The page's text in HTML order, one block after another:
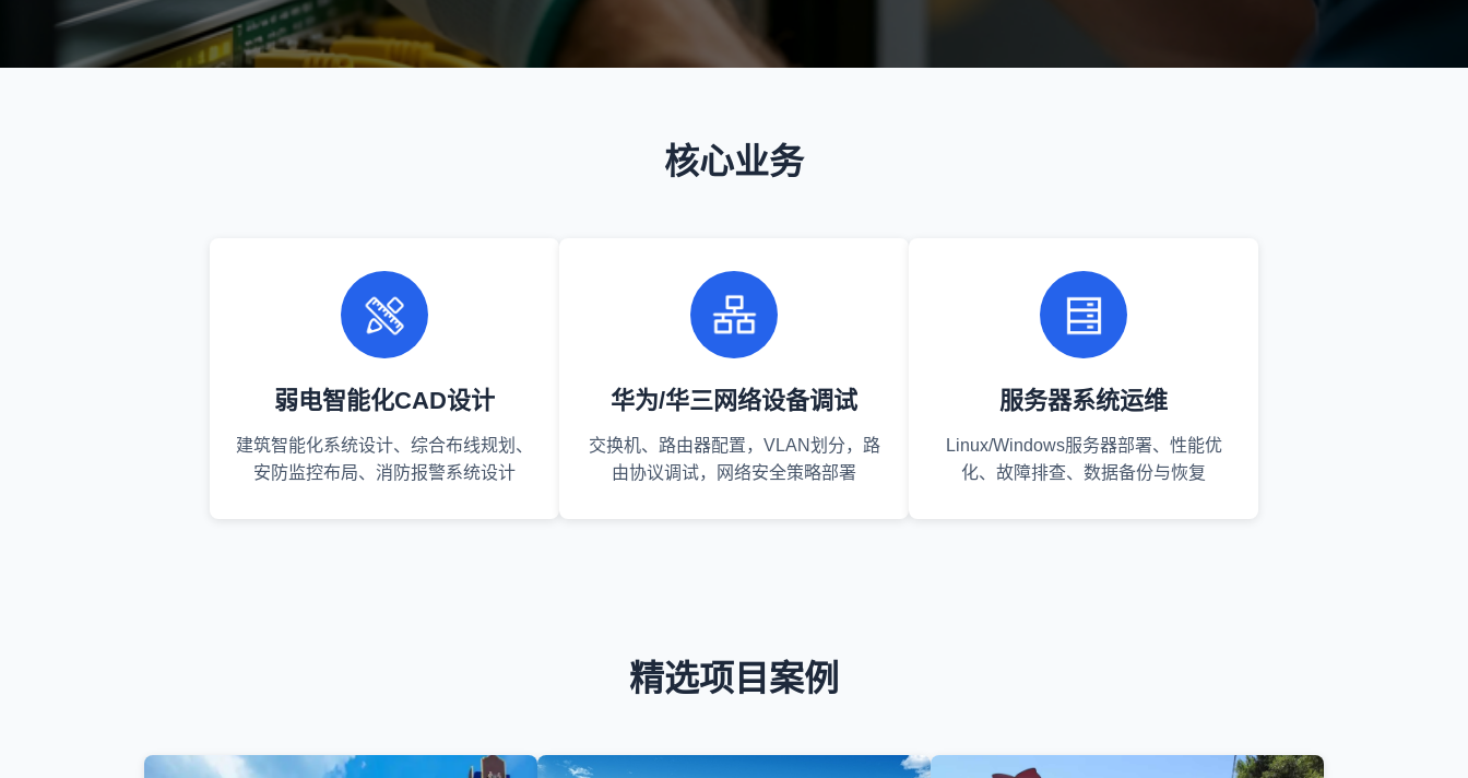
核心业务
弱电智能化CAD设计
建筑智能化系统设计、综合布线规划、
安防监控布局、消防报警系统设计
华为/华三网络设备调试
交换机、路由器配置，VLAN划分，路
由协议调试，网络安全策略部署
服务器系统运维
Linux/Windows服务器部署、性能优
化、故障排查、数据备份与恢复
精选项目案例